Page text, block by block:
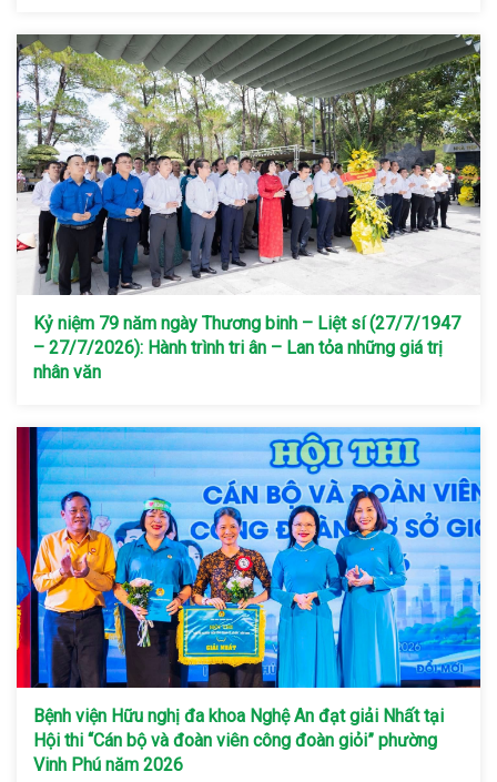
Kỷ niệm 79 năm ngày Thương binh – Liệt sí (27/7/1947
– 27/7/2026): Hành trình tri ân – Lan tỏa những giá trị
nhân văn
Bệnh viện Hữu nghị đa khoa Nghệ An đạt giải Nhất tại
Hội thi “Cán bộ và đoàn viên công đoàn giỏi” phường
Vinh Phú năm 2026